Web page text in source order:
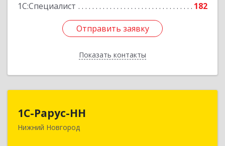
1С:Специалист
182
Отправить заявку
Показать контакты
Отправить заявку
Назад
1С-Рарус-НН
Нижний Новгород
603093, Нижегородская обл, г.о. город Нижний